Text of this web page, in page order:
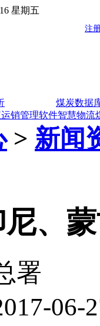
星期五
煤炭数据
运销管理软件智慧物流
> 新闻
、
署
06-